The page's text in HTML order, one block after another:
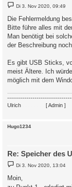
B
e
t
r
g
Di 3. Nov 2020, 09:49
Die Fehlermeldung
Bitte führe alles mit
Man benötigt bei
der Beschreibung
Es gibt USB Sticks,
meist Ältere. Ich
möglich mit dem
Ulrich
[ Admin ]
Hugo1234
Re: Speicher des
B
e
t
Di 3. Nov 2020, 13:04
Moin,